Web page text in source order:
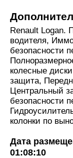
Renault Logan.
водителя,
безопасности
колесные
защита,
Центральный
безопасности
колонки по
Дата
01:08:10